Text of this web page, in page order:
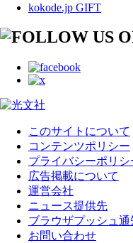
kokode.jp GIFT
このサイトについて
コンテンツポリシー
プライバシーポリシ
広告掲載について
運営会社
ニュース提供先
ブラウザプッシュ通
お問い合わせ